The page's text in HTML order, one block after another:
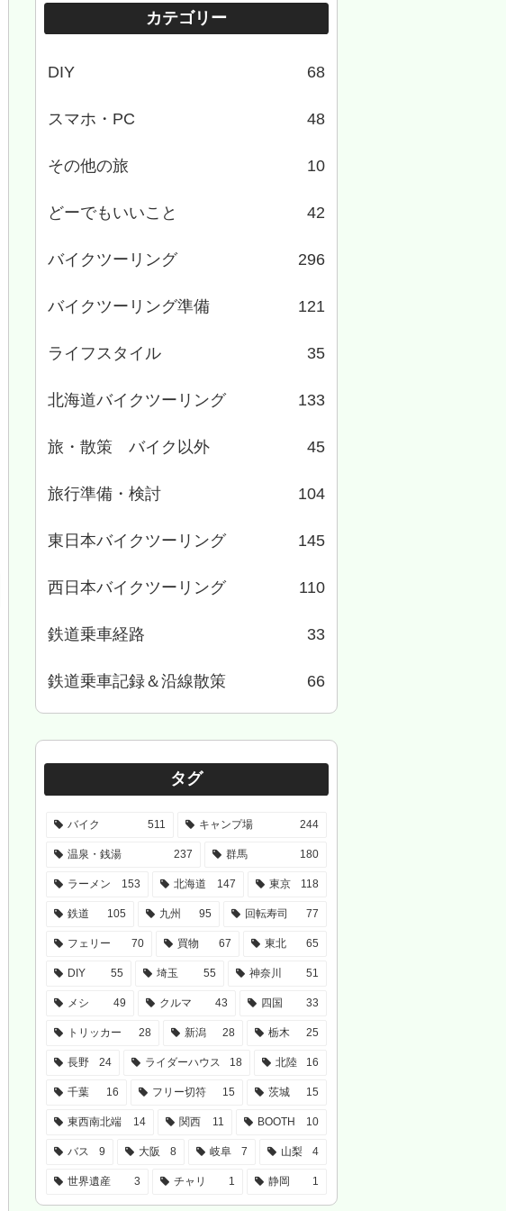
カテゴリー
DIY 68
スマホ・PC 48
その他の旅 10
どーでもいいこと 42
バイクツーリング 296
バイクツーリング準備 121
ライフスタイル 35
北海道バイクツーリング 133
旅・散策 バイク以外 45
旅行準備・検討 104
東日本バイクツーリング 145
西日本バイクツーリング 110
鉄道乗車経路 33
鉄道乗車記録＆沿線散策 66
タグ
バイク 511 キャンプ場 244
温泉・銭湯 237 群馬 180
ラーメン 153 北海道 147 東京 118
鉄道 105 九州 95 回転寿司 77
フェリー 70 買物 67 東北 65
DIY 55 埼玉 55 神奈川 51
メシ 49 クルマ 43 四国 33
トリッカー 28 新潟 28 栃木 25
長野 24 ライダーハウス 18 北陸 16
千葉 16 フリー切符 15 茨城 15
東西南北端 14 関西 11 BOOTH 10
バス 9 大阪 8 岐阜 7 山梨 4
世界遺産 3 チャリ 1 静岡 1